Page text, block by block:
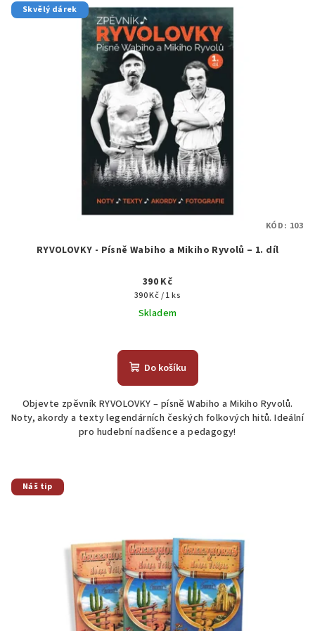
Skvělý dárek
RYVOLOVKY - Písně Wabiho a Mikiho Ryvolů – 1. díl
390 Kč
Měrná
cena:
390 Kč / 1 ks
Skladem
hodnocení
produktu
z
5
hvězdiček.
Do košíku
Objevte zpěvník RYVOLOVKY – písně Wabiho a Mikiho Ryvolů.
Noty, akordy a texty legendárních českých folkových hitů. Ideální
pro hudební nadšence a pedagogy!
KÓD: 103
Náš tip